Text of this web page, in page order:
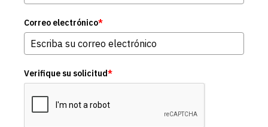
Correo electrónico*
Verifique su solicitud*